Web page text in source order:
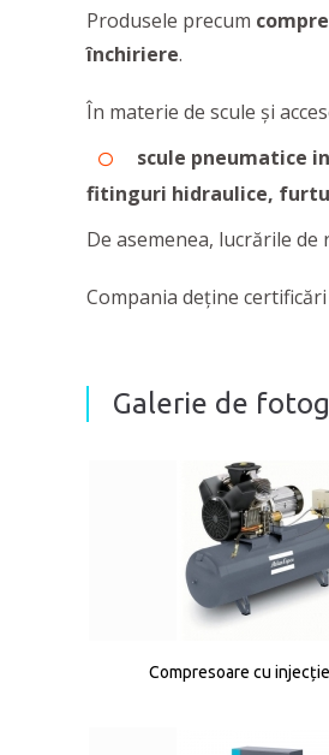
Produsele precum
închiriere.
În materie de scule și
scule pneumatice
fitinguri hidraulice,
De asemenea, lucrările
Compania deţine
Galerie de
Compresoare cu